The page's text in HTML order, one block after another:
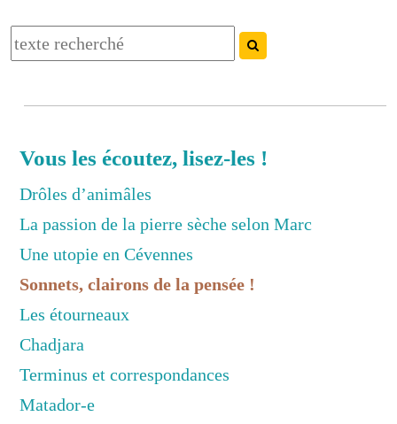
Vous les écoutez, lisez-les !
Drôles d’animâles
La passion de la pierre sèche selon Marc
Une utopie en Cévennes
Sonnets, clairons de la pensée !
Les étourneaux
Chadjara
Terminus et correspondances
Matador-e